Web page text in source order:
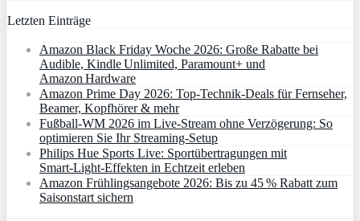
Letzten Einträge
Amazon Black Friday Woche 2026: Große Rabatte bei
Audible, Kindle Unlimited, Paramount+ und
Amazon Hardware
Amazon Prime Day 2026: Top-Technik-Deals für Fernseher,
Beamer, Kopfhörer & mehr
Fußball-WM 2026 im Live-Stream ohne Verzögerung: So
optimieren Sie Ihr Streaming-Setup
Philips Hue Sports Live: Sportübertragungen mit
Smart‑Light‑Effekten in Echtzeit erleben
Amazon Frühlingsangebote 2026: Bis zu 45 % Rabatt zum
Saisonstart sichern